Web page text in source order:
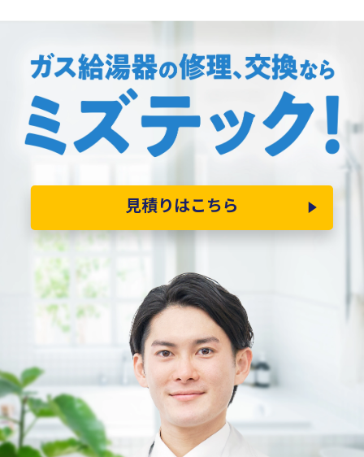
見積りはこちら